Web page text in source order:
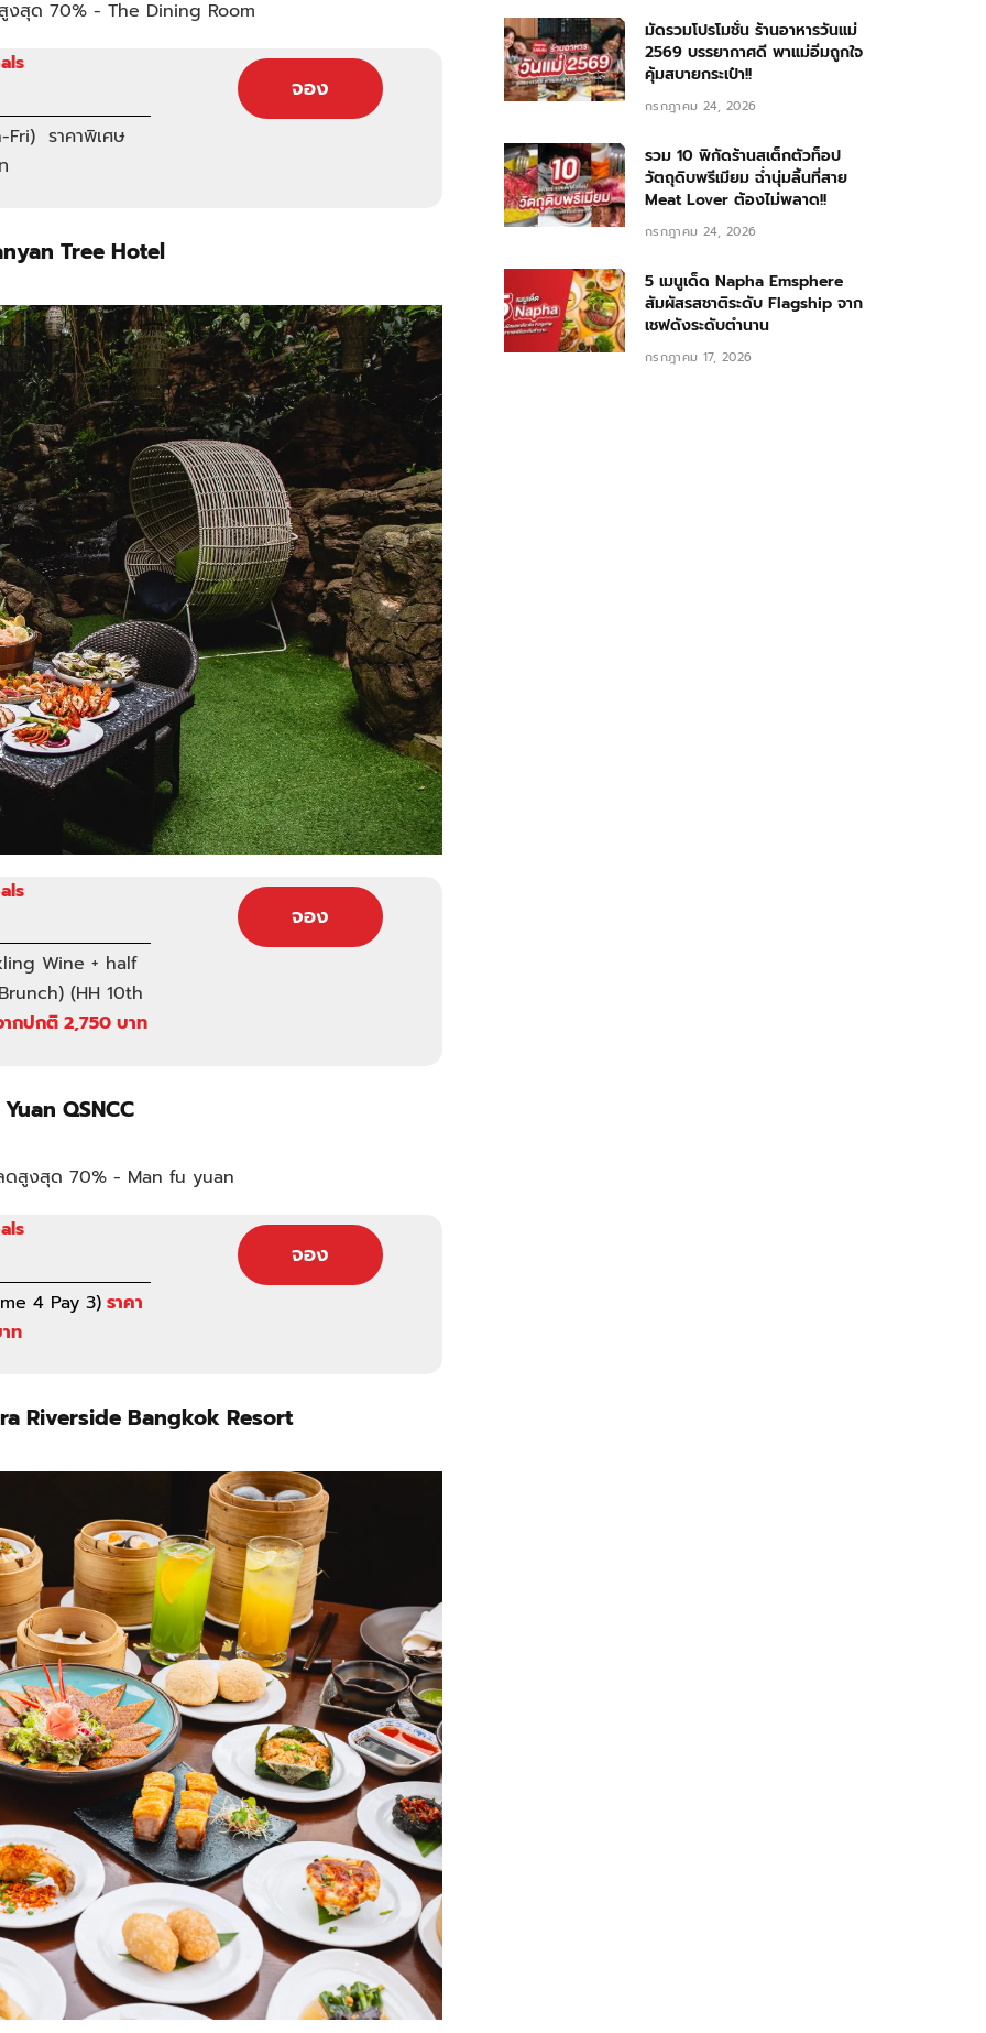
ราคาพิเศษ
จอง
Tree Hotel
Wine + half
(HH 10th
ากปกติ 2,750 บาท
จอง
QSNCC
4 Pay 3) ราคา
ท
จอง
Riverside Bangkok Resort
มัดรวมโปรโมชั่น ร้านอาหารวันแม่
2569 บรรยากาศดี พาแม่อิ่มถูกใจ
คุ้มสบายกระเป๋า!!
กรกฎาคม 24, 2026
รวม 10 พิกัดร้านสเต็กตัวท็อป
วัตถุดิบพรีเมียม ฉ่ำนุ่มลิ้นที่สาย
Meat Lover ต้องไม่พลาด!!
กรกฎาคม 24, 2026
5 เมนูเด็ด Napha Emsphere
สัมผัสรสชาติระดับ Flagship จาก
เชฟดังระดับตำนาน
กรกฎาคม 17, 2026